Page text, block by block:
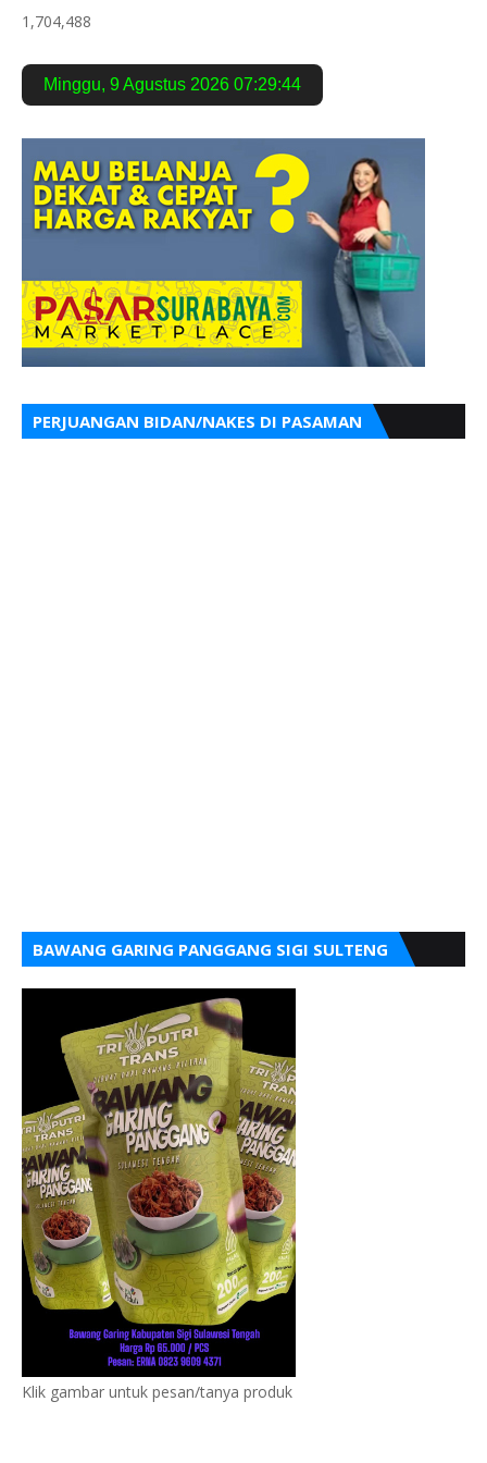
1,704,488
Minggu, 9 Agustus 2026 07:29:45
PERJUANGAN BIDAN/NAKES DI PASAMAN
BAWANG GARING PANGGANG SIGI SULTENG
Klik gambar untuk pesan/tanya produk